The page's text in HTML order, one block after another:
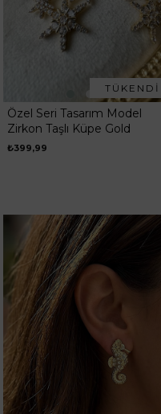
TÜKENDI
Özel Seri Tasarım Model
Zirkon Taşlı Küpe Gold
₺399,99